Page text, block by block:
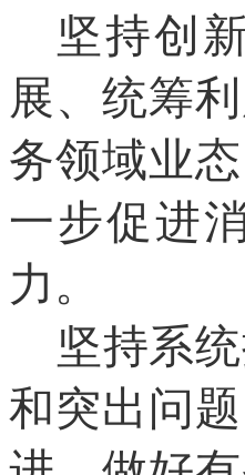
坚持创
展、统筹
务领域业
一步促进
力。
坚持系
和突出问